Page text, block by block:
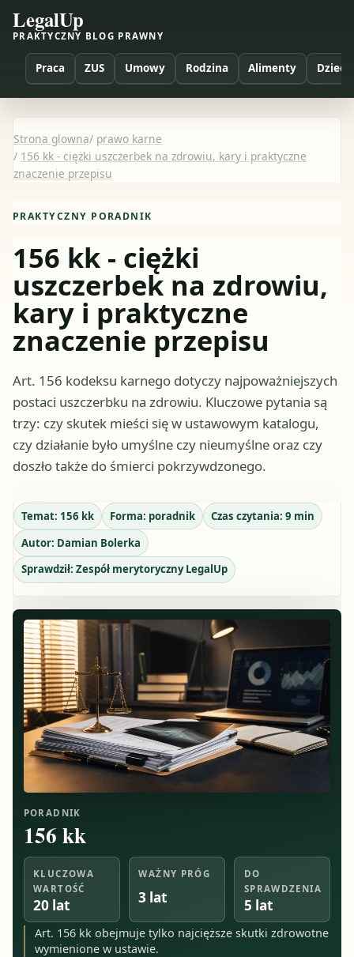
LegalUp
PRAKTYCZNY BLOG PRAWNY
Praca ZUS Umowy Rodzina Alimenty Dzieci
Strona glowna/ prawo karne
/ 156 kk - ciężki uszczerbek na zdrowiu, kary i praktyczne
znaczenie przepisu
PRAKTYCZNY PORADNIK
156 kk - ciężki
uszczerbek na zdrowiu,
kary i praktyczne
znaczenie przepisu
Art. 156 kodeksu karnego dotyczy najpoważniejszych
postaci uszczerbku na zdrowiu. Kluczowe pytania są
trzy: czy skutek mieści się w ustawowym katalogu,
czy działanie było umyślne czy nieumyślne oraz czy
doszło także do śmierci pokrzywdzonego.
Temat: 156 kk Forma: poradnik Czas czytania: 9 min
Autor: Damian Bolerka
Sprawdził: Zespół merytoryczny LegalUp
PORADNIK
156 kk
KLUCZOWA
WARTOŚĆ
20 lat
WAŻNY PRÓG
3 lat
DO
SPRAWDZENIA
5 lat
Art. 156 kk obejmuje tylko najcięższe skutki zdrowotne
wymienione w ustawie.